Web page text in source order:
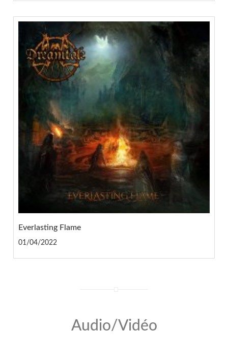
Everlasting Flame
01/04/2022
Audio/Vidéo